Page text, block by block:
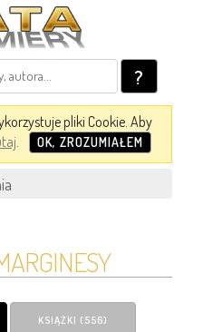
?
pliki Cookie. Aby
. OK, ZROZUMIAŁEM
KSIĄŻKI (556)